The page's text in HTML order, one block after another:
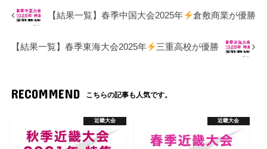
【結果一覧】春季中国大会2025年 倉敷商業が優勝
【結果一覧】春季東海大会2025年 三重高校が優勝
RECOMMEND こちらの記事も人気です。
近畿大会 近畿大会